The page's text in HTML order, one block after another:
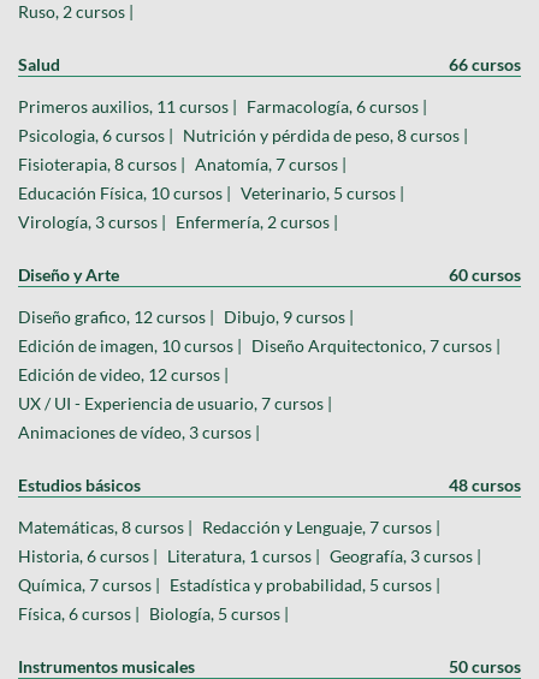
Ruso, 2 cursos |
Salud 66 cursos
Primeros auxilios, 11 cursos |
Farmacología, 6 cursos |
Psicologia, 6 cursos |
Nutrición y pérdida de peso, 8 cursos |
Fisioterapia, 8 cursos |
Anatomía, 7 cursos |
Educación Física, 10 cursos |
Veterinario, 5 cursos |
Virología, 3 cursos |
Enfermería, 2 cursos |
Diseño y Arte 60 cursos
Diseño grafico, 12 cursos |
Dibujo, 9 cursos |
Edición de imagen, 10 cursos |
Diseño Arquitectonico, 7 cursos |
Edición de video, 12 cursos |
UX / UI - Experiencia de usuario, 7 cursos |
Animaciones de vídeo, 3 cursos |
Estudios básicos 48 cursos
Matemáticas, 8 cursos |
Redacción y Lenguaje, 7 cursos |
Historia, 6 cursos |
Literatura, 1 cursos |
Geografía, 3 cursos |
Química, 7 cursos |
Estadística y probabilidad, 5 cursos |
Física, 6 cursos |
Biología, 5 cursos |
Instrumentos musicales 50 cursos